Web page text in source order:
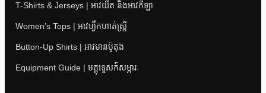
T-Shirts & Jerseys | អាវយឺត និងអាវកីឡា
Women’s Tops | អាវហ្វឹកហាត់ស្ត្រី
Button-Up Shirts | អាវមានប៊ូតុង
Equipment Guide | មគ្គុទ្ទេសក៍សម្ភារៈ